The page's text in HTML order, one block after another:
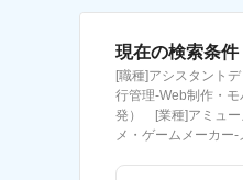
新着求人から探す
求人特集から探す
現在の検索条件
[職種]アシスタント
行管理-Web制作・モ
発） [業種]アミュー
メ・ゲームメーカー
気）業界 [年収]350